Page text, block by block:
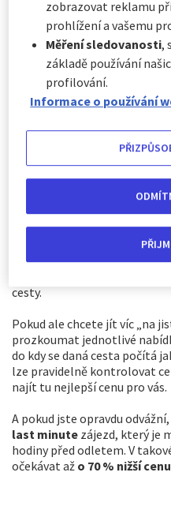
Zkušení cestovatelé moc
výlet za nejlepší cenu.
obavy. My vám ale ukážeme,
na
CESTOVNÍ
Neplánovaný a spontánní
dobrodružství také velmi
nabídky se totiž objevují až
cesty.
Pokud ale chcete jít víc „na
prozkoumat jednotlivé
do kdy se daná cesta počítá
lze pravidelně kontrolovat
najít tu nejlepší cenu pro vás.
A pokud jste opravdu
last minute zájezd, který je
hodiny před odletem. V
očekávat až o 70 % nižší cenu
zobrazovat reklamu
prohlížení a vašemu
Měření sledovanosti,
základě používání
profilování.
Informace o používání